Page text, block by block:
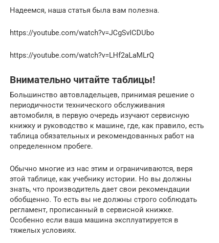
Надеемся, наша статья была вам полезна.
https://youtube.com/watch?v=JCgSvICDUbo
https://youtube.com/watch?v=LHf2aLaMLrQ
Внимательно читайте таблицы!
Большинство автовладельцев, принимая решение о
периодичности технического обслуживания
автомобиля, в первую очередь изучают сервисную
книжку и руководство к машине, где, как правило, есть
таблица обязательных и рекомендованных работ на
определенном пробеге.
Обычно многие из нас этим и ограничиваются, веря
этой таблице, как учебнику истории. Но вы должны
знать, что производитель дает свои рекомендации
обобщенно. То есть вы не должны строго соблюдать
регламент, прописанный в сервисной книжке.
Особенно если ваша машина эксплуатируется в
тяжелых условиях.